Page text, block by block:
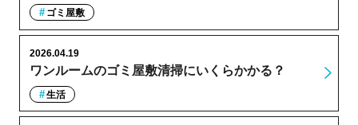
ゴミ屋敷
ワンルームのゴミ屋敷清掃にいくらかかる？
2026.04.19
生活